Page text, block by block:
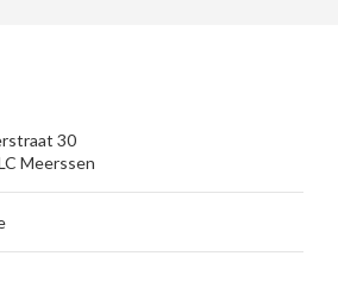
30
Meerssen